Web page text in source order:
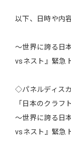
以下、日時や内
～世界に誇る日
vsネスト』緊急
◇パネルディス
「日本のクラフ
～世界に誇る日
vsネスト』緊急